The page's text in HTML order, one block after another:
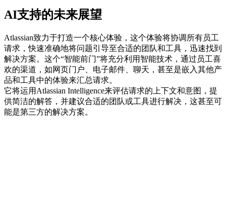
AI支持的未来展望
Atlassian致力于打造一个核心体验，这个体验将协调所有员工
请求，快速准确地将问题引导至合适的团队和工具，迅速找到
解决方案。这个“智能前门”将充分利用智能技术，通过员工喜
欢的渠道，如网页门户、电子邮件、聊天，甚至是嵌入其他产
品和工具中的体验来汇总请求。
它将运用Atlassian Intelligence来评估请求的上下文和意图，提
供简洁的解答，并建议合适的团队或工具进行解决，这甚至可
能是第三方的解决方案。